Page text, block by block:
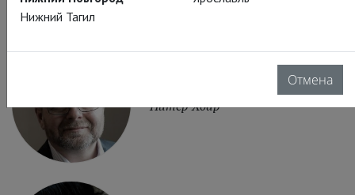
Зиновий Борисович Измайлов
Питер Хоар
Нижний Тагил
Отмена